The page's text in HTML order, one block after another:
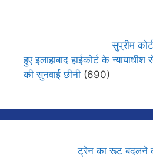
सुप्रीम
हुए इलाहाबाद हाईकोर्ट के
की सुनवाई छीनी (690)
ट्रेन का रूट बदलने